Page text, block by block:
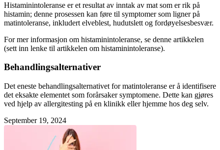
Histaminintoleranse er et resultat av inntak av mat som er rik på
histamin; denne prosessen kan føre til symptomer som ligner på
matintoleranse, inkludert elveblest, hudutslett og fordøyelsesbesvær.
For mer informasjon om histaminintoleranse, se denne artikkelen
(sett inn lenke til artikkelen om histaminintoleranse).
Behandlingsalternativer
Det eneste behandlingsalternativet for matintoleranse er å identifisere
det eksakte elementet som forårsaker symptomene. Dette kan gjøres
ved hjelp av allergitesting på en klinikk eller hjemme hos deg selv.
September 19, 2024